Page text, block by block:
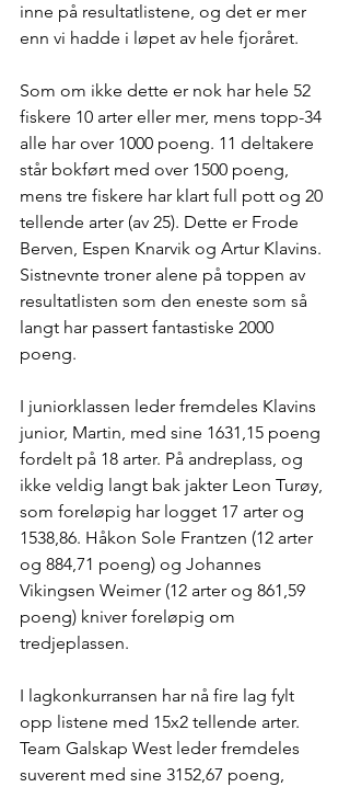
inne på resultatlistene, og det er mer
enn vi hadde i løpet av hele fjoråret.
Som om ikke dette er nok har hele 52
fiskere 10 arter eller mer, mens topp-34
alle har over 1000 poeng. 11 deltakere
står bokført med over 1500 poeng,
mens tre fiskere har klart full pott og 20
tellende arter (av 25). Dette er Frode
Berven, Espen Knarvik og Artur Klavins.
Sistnevnte troner alene på toppen av
resultatlisten som den eneste som så
langt har passert fantastiske 2000
poeng.
I juniorklassen leder fremdeles Klavins
junior, Martin, med sine 1631,15 poeng
fordelt på 18 arter. På andreplass, og
ikke veldig langt bak jakter Leon Turøy,
som foreløpig har logget 17 arter og
1538,86. Håkon Sole Frantzen (12 arter
og 884,71 poeng) og Johannes
Vikingsen Weimer (12 arter og 861,59
poeng) kniver foreløpig om
tredjeplassen.
I lagkonkurransen har nå fire lag fylt
opp listene med 15x2 tellende arter.
Team Galskap West leder fremdeles
suverent med sine 3152,67 poeng,